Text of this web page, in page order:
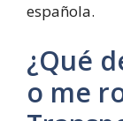
española.
¿Qué
o me